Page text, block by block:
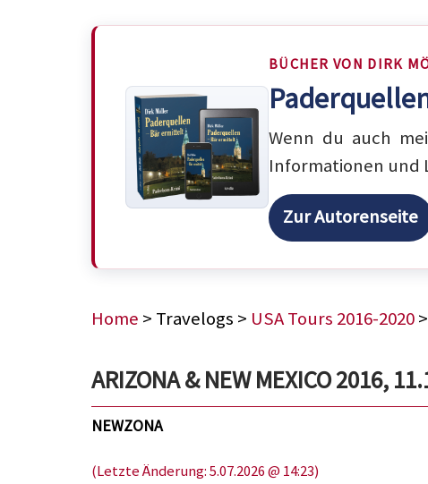
BÜCHER VON DIRK
Wenn du auch
Informationen und
Zur Autorenseite
Home > Travelogs > USA Tours 2016-2020
ARIZONA & NEW MEXICO 2016,
NEWZONA
(Letzte Änderung: 5.07.2026 @ 14:23)